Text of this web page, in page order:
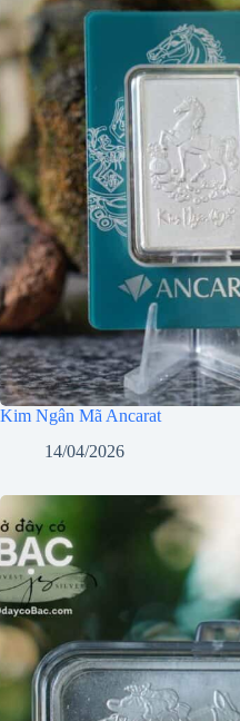
Kim Ngân Mã Ancarat
14/04/2026